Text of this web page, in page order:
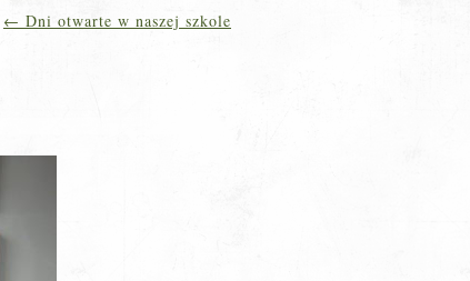
← Dni otwarte w naszej szkole